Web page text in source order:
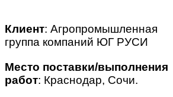
Клиент: Агропромышленная
группа компаний ЮГ РУСИ
Место поставки/выполнения
работ: Краснодар, Сочи.